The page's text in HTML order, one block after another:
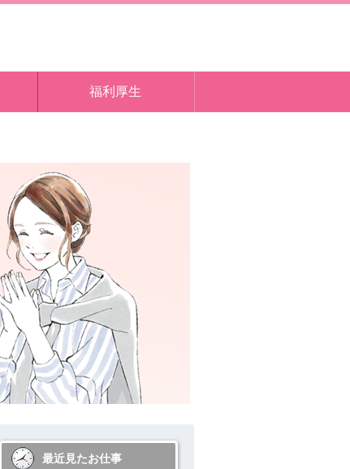
福利厚生
最近見たお仕事